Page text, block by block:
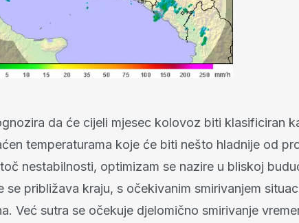
da će cijeli mjesec kolovoz biti klasificiran
temperaturama koje će biti nešto hladnije od
nestabilnosti, optimizam se nazire u bliskoj
se približava kraju, s očekivanim smirivanjem
Već sutra se očekuje djelomično smirivanje